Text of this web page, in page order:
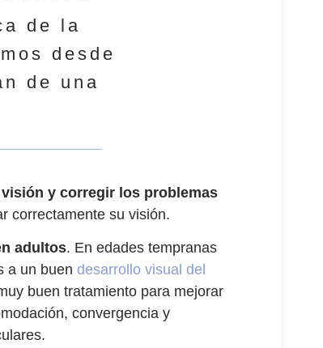
de la
desde
de una
y corregir los problemas
correctamente su visión.
adultos. En edades tempranas
a un buen desarrollo visual del
buen tratamiento para mejorar
convergencia y